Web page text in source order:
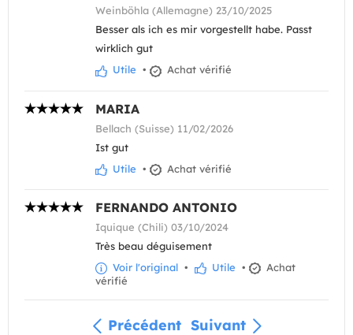
Weinböhla (Allemagne) 23/10/2025
Besser als ich es mir vorgestellt habe. Passt
wirklich gut
Utile • Achat vérifié
MARIA
Bellach (Suisse) 11/02/2026
Ist gut
Utile • Achat vérifié
FERNANDO ANTONIO
Iquique (Chili) 03/10/2024
Très beau déguisement
Voir l'original • Utile •
Achat
vérifié
Précédent Suivant